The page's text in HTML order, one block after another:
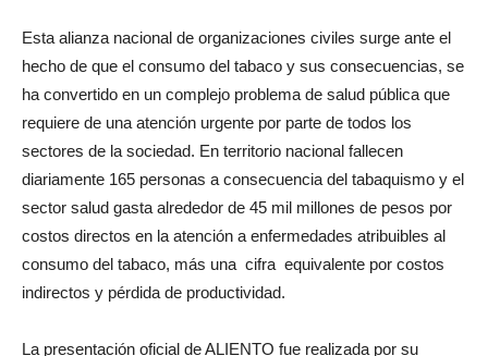
Esta alianza nacional de organizaciones civiles surge ante el
hecho de que el consumo del tabaco y sus consecuencias, se
ha convertido en un complejo problema de salud pública que
requiere de una atención urgente por parte de todos los
sectores de la sociedad. En territorio nacional fallecen
diariamente 165 personas a consecuencia del tabaquismo y el
sector salud gasta alrededor de 45 mil millones de pesos por
costos directos en la atención a enfermedades atribuibles al
consumo del tabaco, más una cifra equivalente por costos
indirectos y pérdida de productividad.
La presentación oficial de ALIENTO fue realizada por su